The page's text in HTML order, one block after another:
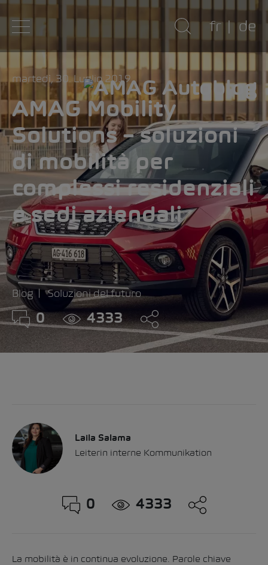
fr de
martedì, 30. Luglio 2019
AMAG Mobility
Solutions – soluzioni
di mobilità per
complessi residenziali
e sedi aziendali
Blog Soluzioni del futuro
0 4333
Laila Salama
Leiterin interne Kommunikation
0 4333
La mobilità è in continua evoluzione. Parole chiave